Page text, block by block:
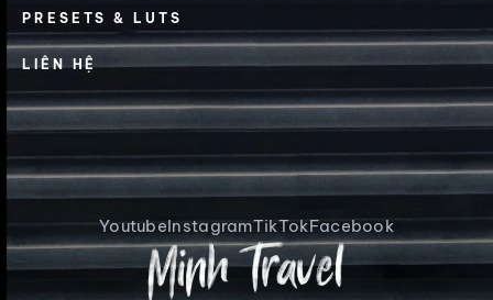
PRESETS & LUTS
LIÊN HỆ
YoutubeInstagramTikTokFacebook